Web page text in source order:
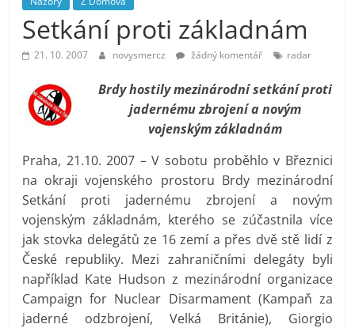
prospívá?
Setkání proti základnám
21. 10. 2007 novysmercz žádný komentář radar
Brdy hostily mezinárodní setkání proti
jadernému zbrojení a novým
vojenským základnám
Praha, 21.10. 2007 – V sobotu proběhlo v Březnici
na okraji vojenského prostoru Brdy mezinárodní
Setkání proti jadernému zbrojení a novým
vojenským základnám, kterého se zúčastnila více
jak stovka delegátů ze 16 zemí a přes dvě stě lidí z
České republiky. Mezi zahraničními delegáty byli
například Kate Hudson z mezinárodní organizace
Campaign for Nuclear Disarmament (Kampaň za
jaderné odzbrojení, Velká Británie), Giorgio